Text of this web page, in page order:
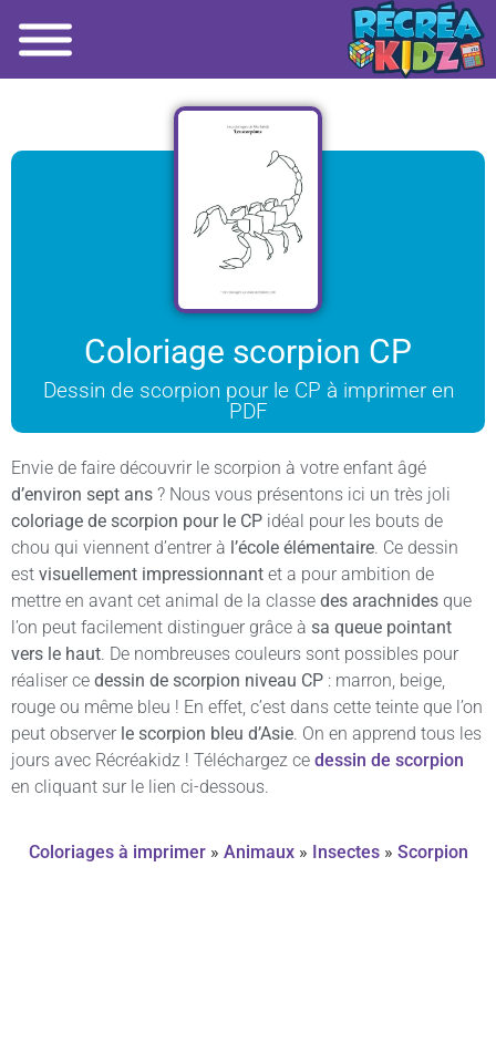
Coloriage scorpion CP
Dessin de scorpion pour le CP à imprimer en
PDF
Envie de faire découvrir le scorpion à votre enfant âgé
d’environ sept ans ? Nous vous présentons ici un très joli
coloriage de scorpion pour le CP idéal pour les bouts de
chou qui viennent d’entrer à l’école élémentaire. Ce dessin
est visuellement impressionnant et a pour ambition de
mettre en avant cet animal de la classe des arachnides que
l’on peut facilement distinguer grâce à sa queue pointant
vers le haut. De nombreuses couleurs sont possibles pour
réaliser ce dessin de scorpion niveau CP : marron, beige,
rouge ou même bleu ! En effet, c’est dans cette teinte que l’on
peut observer le scorpion bleu d’Asie. On en apprend tous les
jours avec Récréakidz ! Téléchargez ce dessin de scorpion
en cliquant sur le lien ci-dessous.
Coloriages à imprimer» Animaux» Insectes» Scorpion